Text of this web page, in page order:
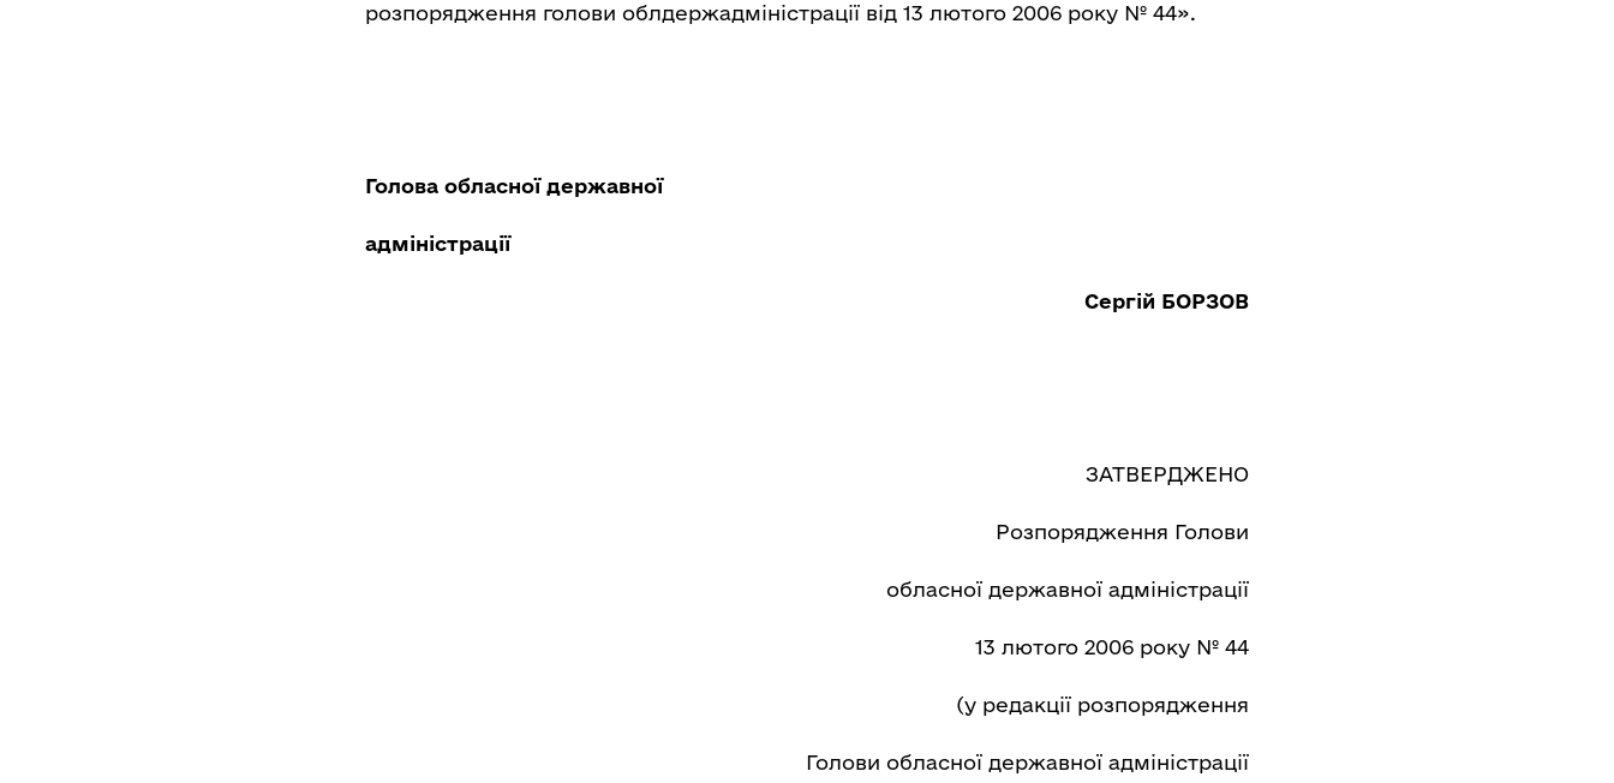
розпорядження голови облдержадміністрації від 13 лютого 2006 року № 44».
Голова обласної державної
адміністрації
Сергій БОРЗОВ
ЗАТВЕРДЖЕНО
Розпорядження Голови
обласної державної адміністрації
13 лютого 2006 року № 44
(у редакції розпорядження
Голови обласної державної адміністрації